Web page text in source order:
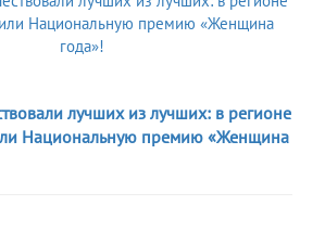
лучших из лучших: в регионе
Национальную премию «Женщина